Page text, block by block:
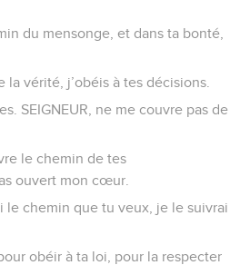
du mensonge, et dans ta bonté,
la vérité, j’obéis à tes décisions.
SEIGNEUR, ne me couvre pas de
le chemin de tes
ouvert mon cœur.
le chemin que tu veux, je le suivrai
obéir à ta loi, pour la respecter